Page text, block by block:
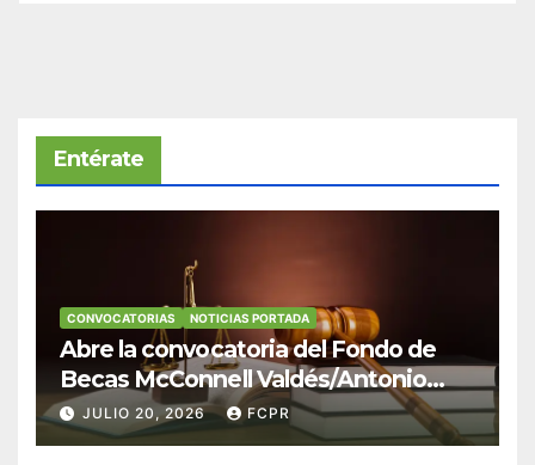
Entérate
CONVOCATORIAS NOTICIAS PORTADA
Abre la convocatoria del Fondo de
Becas McConnell Valdés/Antonio
Escudero Viera para estudiantes de
Derecho en Puerto Rico
JULIO 20, 2026 FCPR